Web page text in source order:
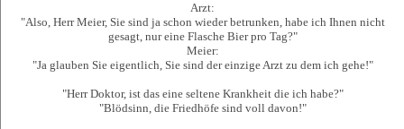
Arzt:
"Also, Herr Meier, Sie sind ja schon wieder betrunken, habe ich Ihnen nicht
gesagt, nur eine Flasche Bier pro Tag?"
Meier:
"Ja glauben Sie eigentlich, Sie sind der einzige Arzt zu dem ich gehe!"
"Herr Doktor, ist das eine seltene Krankheit die ich habe?"
"Blödsinn, die Friedhöfe sind voll davon!"